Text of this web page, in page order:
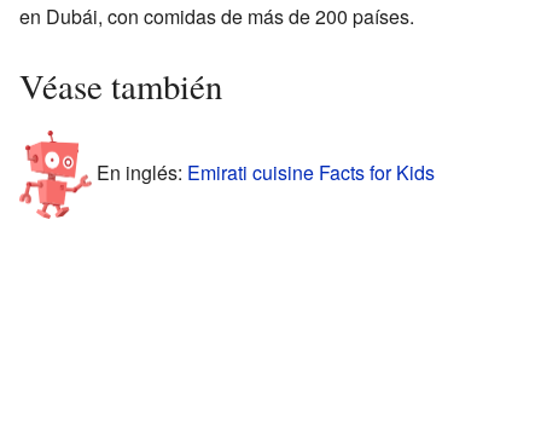
en Dubái, con comidas de más de 200 países.
Véase también
En inglés: Emirati cuisine Facts for Kids